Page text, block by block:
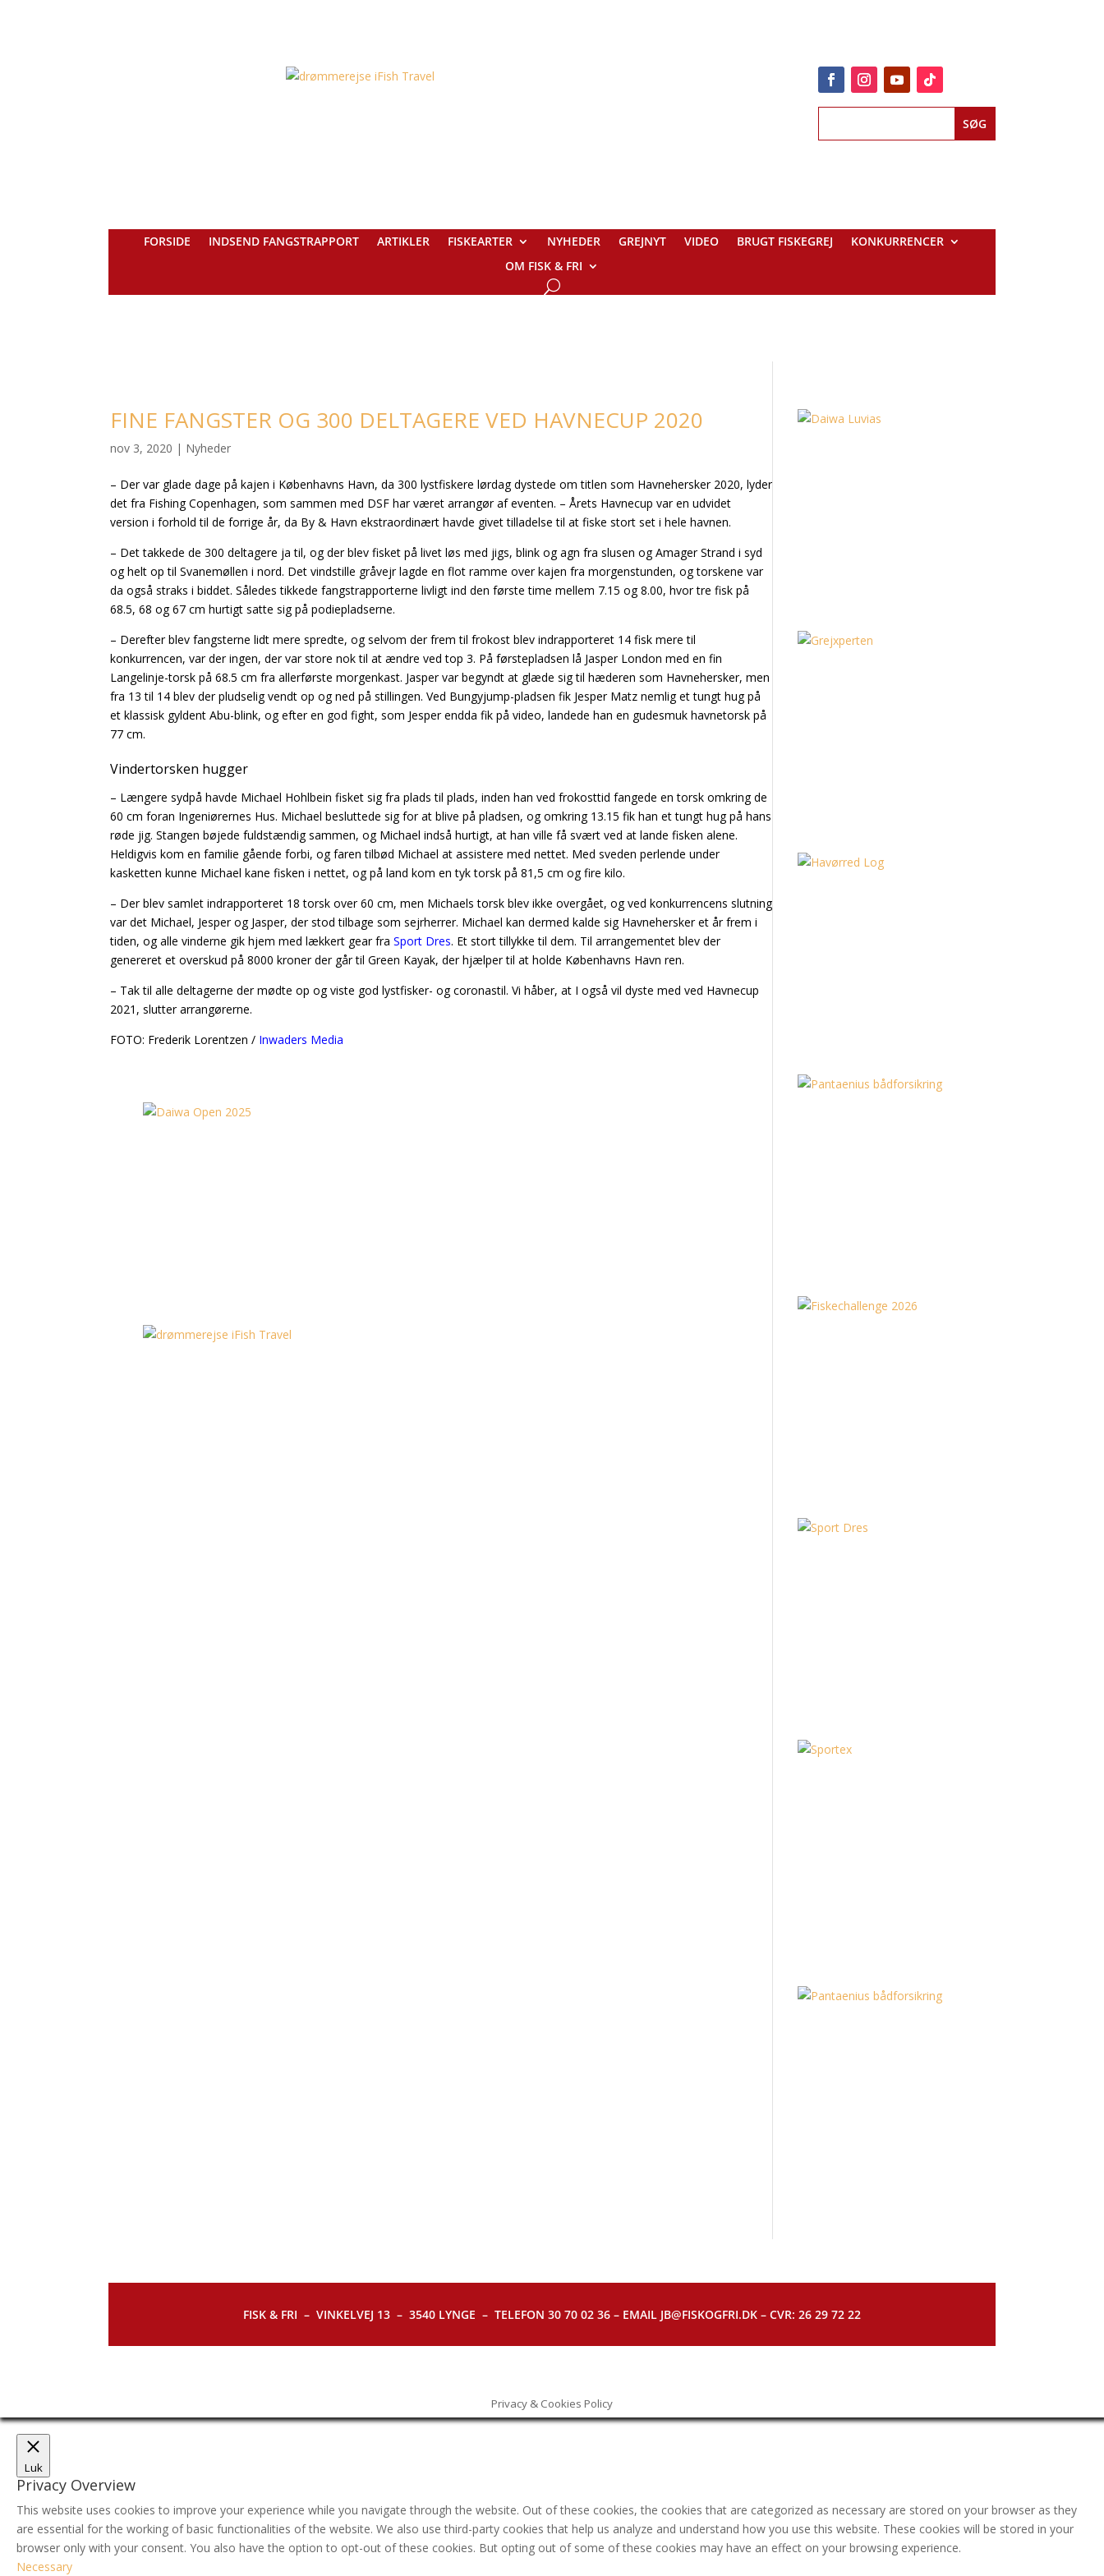
FORSIDE INDSEND FANGSTRAPPORT ARTIKLER FISKEARTER NYHEDER GREJNYT VIDEO BRUGT FISKEGREJ
KONKURRENCER
OM FISK & FRI
FINE FANGSTER OG 300 DELTAGERE VED HAVNECUP 2020
nov 3, 2020 | Nyheder
– Der var glade dage på kajen i Københavns Havn, da 300 lystfiskere lørdag dystede om titlen som Havnehersker 2020, lyder
det fra Fishing Copenhagen, som sammen med DSF har været arrangør af eventen. – Årets Havnecup var en udvidet
version i forhold til de forrige år, da By & Havnekstraordinært havde givet tilladelse til at fiske stort set i hele havnen.
– Det takkede de 300 deltagere ja til, og der blev fisket på livet løs med jigs, blink og agn fra slusen og Amager Strand i syd
og helt op til Svanemøllen i nord. Det vindstille gråvejr lagde en flot ramme over kajen fra morgenstunden, og torskene var
da også straks i biddet. Således tikkede fangstrapporterne livligt ind den første time mellem 7.15 og 8.00, hvor tre fisk på
68.5, 68 og 67 cm hurtigt satte sig på podiepladserne.
– Derefter blev fangsterne lidt mere spredte, og selvom der frem til frokost blev indrapporteret 14 fisk mere til
konkurrencen, var der ingen, der var store nok til at ændre ved top 3. På førstepladsen lå Jasper London med en fin
Langelinje-torsk på 68.5 cm fra allerførste morgenkast. Jasper var begyndt at glæde sig til hæderen som Havnehersker, men
fra 13 til 14 blev der pludselig vendt op og ned på stillingen. Ved Bungyjump-pladsen fik Jesper Matz nemlig et tungt hug på
et klassisk gyldent Abu-blink, og efter en god fight, som Jesper endda fik på video, landede han en gudesmuk havnetorsk på
77 cm.
Vindertorsken hugger
– Længere sydpå havde Michael Hohlbein fisket sig fra plads til plads, inden han ved frokosttid fangede en torsk omkring de
60 cm foran Ingeniørernes Hus. Michael besluttede sig for at blive på pladsen, og omkring 13.15 fik han et tungt hug på hans
røde jig. Stangen bøjede fuldstændig sammen, og Michael indså hurtigt, at han ville få svært ved at lande fisken alene.
Heldigvis kom en familie gående forbi, og faren tilbød Michael at assistere med nettet. Med sveden perlende under
kasketten kunne Michael kane fisken i nettet, og på land kom en tyk torsk på 81,5 cm og fire kilo.
– Der blev samlet indrapporteret 18 torsk over 60 cm, men Michaels torsk blev ikke overgået, og ved konkurrencens slutning
var det Michael, Jesper og Jasper, der stod tilbage som sejrherrer. Michael kan dermed kalde sig Havnehersker et år frem i
tiden, og alle vinderne gik hjem med lækkert gear fraSport Dres. Et stort tillykke til dem. Til arrangementet blev der
genereret et overskud på 8000 kroner der går til Green Kayak, der hjælper til at holde Københavns Havn ren.
– Tak til alle deltagerne der mødte op og viste god lystfisker- og coronastil. Vi håber, at I også vil dyste med ved Havnecup
2021, slutter arrangørerne.
FOTO: Frederik Lorentzen / Inwaders Media
FISK & FRI – VINKELVEJ 13 – 3540 LYNGE – TELEFON 30 70 02 36 – EMAIL JB@FISKOGFRI.DK – CVR: 26 29 72 22
Privacy & Cookies Policy
Luk
Privacy Overview
This website uses cookies to improve your experience while you navigate through the website. Out of these cookies, the cookies that are categorized as necessary are stored on your browser as they
are essential for the working of basic functionalities of the website. We also use third-party cookies that help us analyze and understand how you use this website. These cookies will be stored in your
browser only with your consent. You also have the option to opt-out of these cookies. But opting out of some of these cookies may have an effect on your browsing experience.
Necessary